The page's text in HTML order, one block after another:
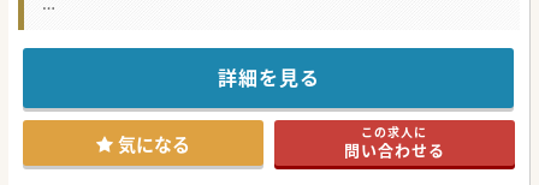
運営している大手グループ法人の為、経営安定で福利厚生も
■2022年11月に移転・新規開院を行った地域密着型の「か
かりつけ病院」です。急性期から在宅医療まで幅広くカバー
しております。
■地域のニーズに応えていく為、看護師・薬剤師・栄養士・
リハスタッフと連携し、慢性期医療や在宅医療にも力を入れ
ております。
詳細を見る
気になる この求人に
問い合わせる